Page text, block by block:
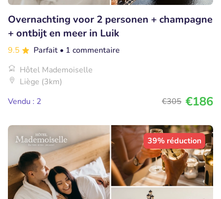
Overnachting voor 2 personen + champagne
+ ontbijt en meer in Luik
9.5 Parfait • 1 commentaire
Hôtel Mademoiselle
Liège (3km)
Vendu : 2
€305 €186
39% réduction